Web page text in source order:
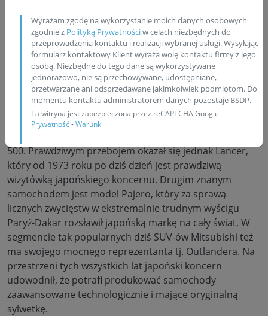
na tyle prężnie się rozwijało, że jego działalność
przeniosła się na wiele sektorów gospodarki. W 1921
roku znalazło się miejsce także dla branży
samochodowej. Powstało wtedy pierwsze auto
Mitsubishi o nazwie Model A. Dziesięć lat później
wyprodukowano pierwszy silniki wysokoprężny tejże
firmy oraz autobus. Jednak na prawdziwe triumfy w tej
branży Mitsubishi musiało czekać do lat 50-60. Wówczas
500. Prawdziwym przebojem okazał się jednak Lancer,
który od 1973 roku po dziś dzień jest prawdziwą
wizytówką japońskiego koncernu. Drugim znanym
samochodem jest model Pajero, który za sprawą
licznych zwycięstw w ekstremalnie trudnym wyścigu
Paryż-Dakar rozsławił japońską markę na cały świat. W
segmencie tak popularnych dziś SUV-ów Mitsubishi też
ma swojego mocnego reprezentanta tj. Outlandera. Na
przestrzeni tych wszystkich lat japoński koncern
udowodnił, że potrafi produkować samochody
zaawansowane technologicznie i mające oryginalną
sylwetkę.
Wyrażam zgodę na wykorzystanie moich danych osobowych
zgodnie z Polityką Prywatnościw celach niezbędnych do
przeprowadzenia kontaktu i realizacji wybranej usługi. Wysyłając
formularz kontaktowy Klient wyraża wolę kontaktu firmy z jego
osobą. Niezbędne do tego dane są wykorzystywane
jednorazowo, nie są przechowywane, udostępniane,
przetwarzane ani odsprzedawane jakimkolwiek podmiotom. Do
momentu kontaktu administratorem danych pozostaje BSDP.
Ta witryna jest zabezpieczona przez reCAPTCHA Google.
Prywatność-Warunki